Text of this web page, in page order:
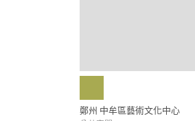
鄭州 中牟區藝術文化中心